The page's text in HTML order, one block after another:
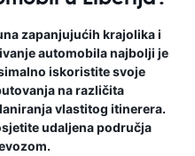
zapanjujućih krajolika i
automobila najbolji je
iskoristite svoje
na različita
vlastitog itinerera.
udaljena područja